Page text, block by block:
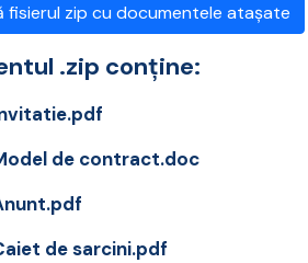
fisierul zip cu documentele atașate
.zip conține:
de contract.doc
de sarcini.pdf